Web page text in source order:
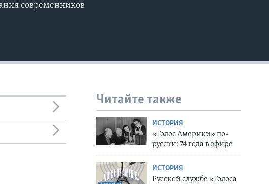
современников
Читайте также
ИСТОРИЯ
«Голос Америки» по-
русски: 74 года в эфире
ИСТОРИЯ
Русской службе «Голоса